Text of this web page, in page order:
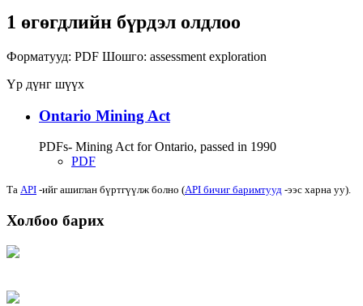
1 өгөгдлийн бүрдэл олдлоо
Форматууд: PDF Шошго: assessment exploration
Үр дүнг шүүх
Ontario Mining Act
PDFs- Mining Act for Ontario, passed in 1990
PDF
Та API -ийг ашиглан бүртгүүлж болно (API бичиг баримтууд -ээс харна уу).
Холбоо барих